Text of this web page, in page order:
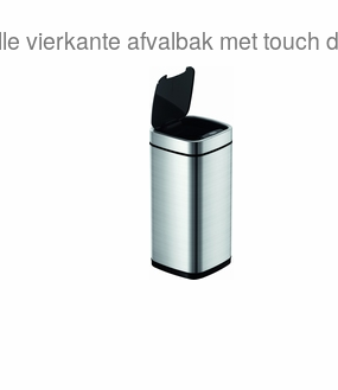
vierkante afvalbak met touch